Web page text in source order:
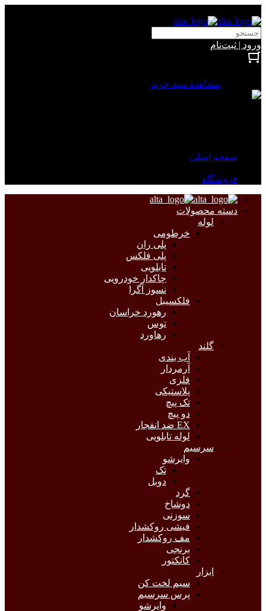
ورود | ثبت‌نام
مشاهده سبد خرید
صفحه اصلی
فروشگاه
دسته محصولات
لوله
خرطومی
پلی ران
پلی فلکس
تابلویی
چاکدار خودرویی
نسوز آگرا
فلکسیبل
رهورد خراسان
توس
رهاورد
گلند
آب بندی
آرمردار
فلزی
پلاستیکی
تک پیچ
دو پیچ
EX ضد انفجار
لوله تابلویی
سرسیم
وایرشو
تک
دوبل
گرد
دوشاخ
سوزنی
فیشی روکشدار
مف روکشدار
برنجی
کانکتور
ابزار
سیم لخت کن
پرس سرسیم
وایرشو